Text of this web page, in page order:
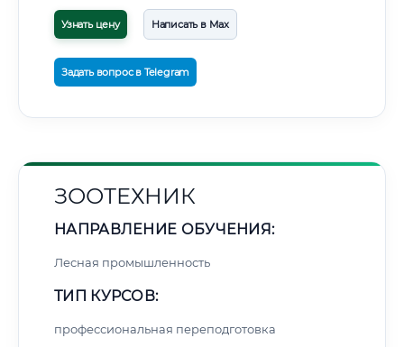
Узнать цену Написать в Max
Задать вопрос в Telegram
ЗООТЕХНИК
НАПРАВЛЕНИЕ ОБУЧЕНИЯ:
Лесная промышленность
ТИП КУРСОВ:
профессиональная переподготовка